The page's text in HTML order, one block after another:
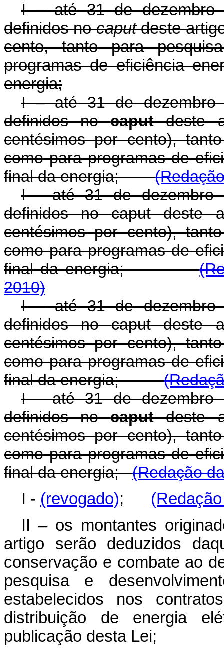
I – até 31 de dezembro
definidos nocaputdeste
cento, tanto para
programas de eficiência
energia;
I – até 31 de dezembro
definidos nocaputdeste
centésimos por cento),
como para programas de
final da energia;
I - até 31 de dezembro
definidos nocaputdeste
centésimos por cento),
como para programas de
final da energia;
2010)
I – até 31 de dezembro
definidos nocaputdeste
centésimos por cento),
como para programas de
final da energia;
I - até 31 de dezembro
definidos nocaputdeste
centésimos por cento),
como para programas de
final da energia;(Redação
I - (revogado);
II – os montantes
artigo serão deduzidos
conservação e combate ao
pesquisa e
estabelecidos nos
distribuição de energia
publicação desta Lei;